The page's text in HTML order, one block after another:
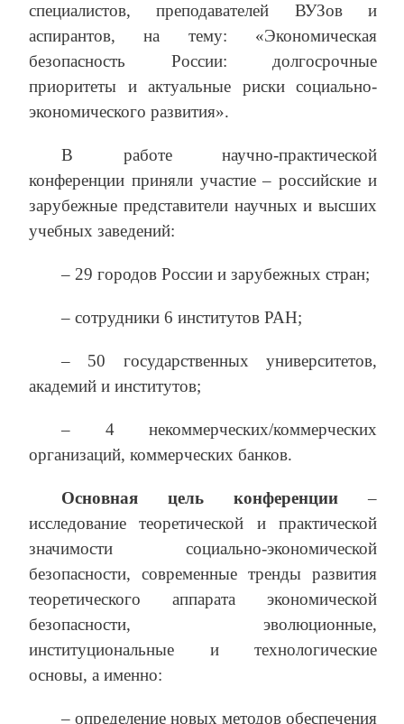
специалистов, преподавателей ВУЗов и
аспирантов, на тему: «Экономическая
безопасность России: долгосрочные
приоритеты и актуальные риски социально-
экономического развития».
В работе научно-практической
конференции приняли участие – российские и
зарубежные представители научных и высших
учебных заведений:
– 29 городов России и зарубежных стран;
– сотрудники 6 институтов РАН;
– 50 государственных университетов,
академий и институтов;
– 4 некоммерческих/коммерческих
организаций, коммерческих банков.
Основная цель конференции –
исследование теоретической и практической
значимости социально-экономической
безопасности, современные тренды развития
теоретического аппарата экономической
безопасности, эволюционные,
институциональные и технологические
основы, а именно:
– определение новых методов обеспечения